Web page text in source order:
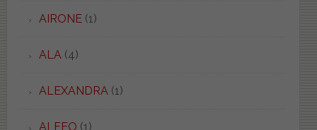
AIRONE(1)
ALA(4)
ALEXANDRA(1)
ALFEO (1)